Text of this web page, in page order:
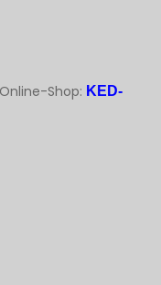
Shop: KED-